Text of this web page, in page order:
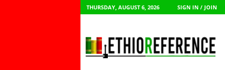
THURSDAY, AUGUST 6, 2026 SIGN IN / JOIN
h